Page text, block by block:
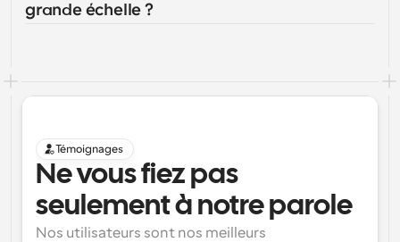
grande échelle ?
Témoignages
Ne vous fiez pas
seulement à notre parole
Nos utilisateurs sont nos meilleurs